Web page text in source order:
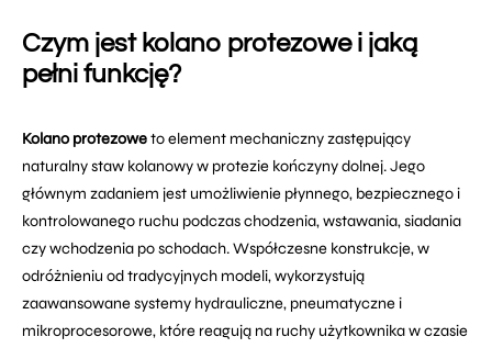
Czym jest kolano protezowe i jaką
pełni funkcję?
Kolano protezoweto element mechaniczny zastępujący
naturalny staw kolanowy w protezie kończyny dolnej. Jego
głównym zadaniem jest umożliwienie płynnego, bezpiecznego i
kontrolowanego ruchu podczas chodzenia, wstawania, siadania
czy wchodzenia po schodach. Współczesne konstrukcje, w
odróżnieniu od tradycyjnych modeli, wykorzystują
zaawansowane systemy hydrauliczne, pneumatyczne i
mikroprocesorowe, które reagują na ruchy użytkownika w czasie